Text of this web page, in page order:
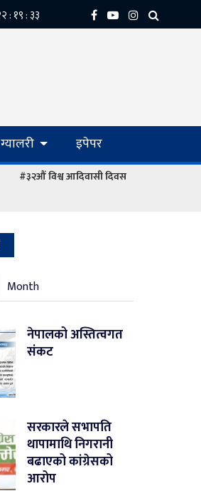
ग्यालरी इपेपर
#३२औं विश्व आदिवासी दिवस
Month
नेपालको अस्तित्वगत
संकट
सरकारले सभापति
थापामाथि निगरानी
बढाएको कांग्रेसको
आरोप